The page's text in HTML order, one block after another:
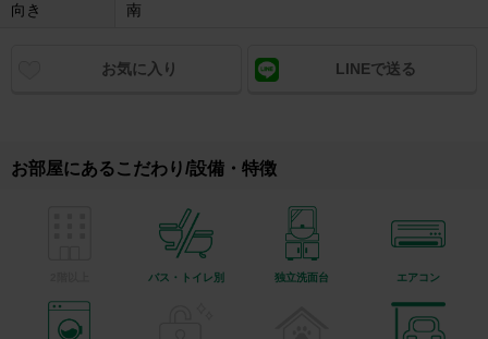
向き 南
お気に入り LINEで送る
お部屋にあるこだわり/設備・特徴
バス・トイレ別 独立洗面台 エアコン